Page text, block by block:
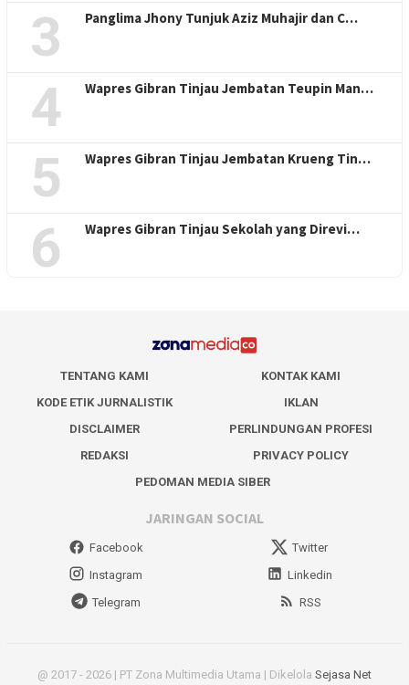
3 Panglima Jhony Tunjuk Aziz Muhajir dan C…
4 Wapres Gibran Tinjau Jembatan Teupin Man…
5 Wapres Gibran Tinjau Jembatan Krueng Tin…
6 Wapres Gibran Tinjau Sekolah yang Direvi…
TENTANG KAMI
KONTAK KAMI
KODE ETIK JURNALISTIK
IKLAN
DISCLAIMER
PERLINDUNGAN PROFESI
REDAKSI
PRIVACY POLICY
PEDOMAN MEDIA SIBER
JARINGAN SOCIAL
Facebook
Twitter
Instagram
Linkedin
Telegram
RSS
@ 2017 - 2026 | PT Zona Multimedia Utama | Dikelola Sejasa Net